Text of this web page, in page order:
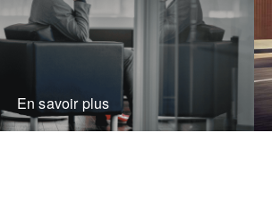
En savoir plus